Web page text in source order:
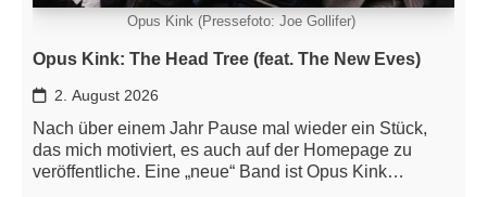
Opus Kink (Pressefoto: Joe Gollifer)
Opus Kink: The Head Tree (feat. The New Eves)
2. August 2026
Nach über einem Jahr Pause mal wieder ein Stück,
das mich motiviert, es auch auf der Homepage zu
veröffentliche. Eine „neue“ Band ist Opus Kink…